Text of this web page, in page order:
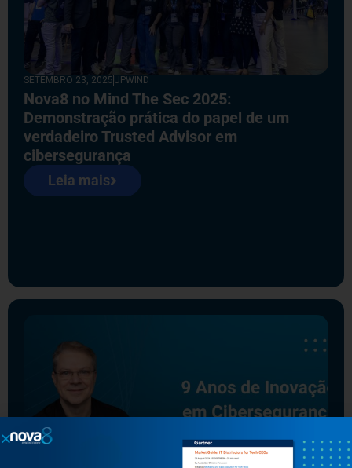
SETEMBRO 23, 2025 UPWIND
Nova8 no Mind The Sec 2025:
Demonstração prática do papel de um
verdadeiro Trusted Advisor em
cibersegurança
Leia mais